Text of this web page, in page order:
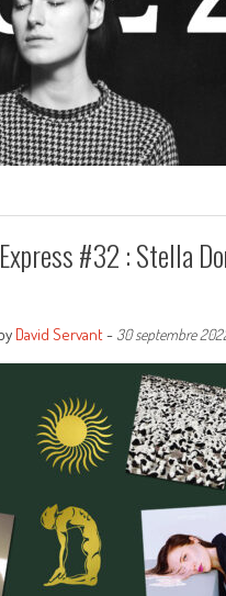
#32 : Stella
David Servant- 30 septembre